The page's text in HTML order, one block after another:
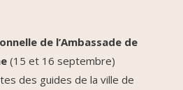
de l’Ambassade de
(15 et 16 septembre)
des guides de la ville de